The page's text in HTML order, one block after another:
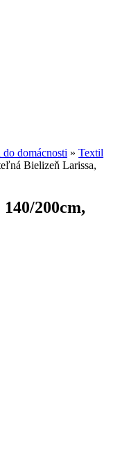
domácnosti » Textil
Bielizeň Larissa,
200cm,